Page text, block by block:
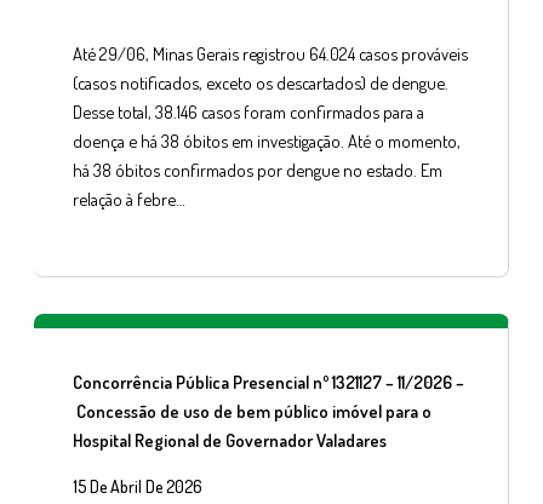
Até 29/06, Minas Gerais registrou 64.024 casos prováveis
(casos notificados, exceto os descartados) de dengue.
Desse total, 38.146 casos foram confirmados para a
doença e há 38 óbitos em investigação. Até o momento,
há 38 óbitos confirmados por dengue no estado. Em
relação à febre…
Concorrência Pública Presencial nº 1321127 – 11/2026 –
Concessão de uso de bem público imóvel para o
Hospital Regional de Governador Valadares
15 De Abril De 2026